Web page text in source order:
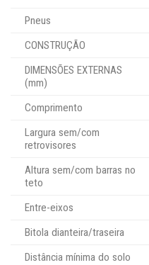
Pneus
CONSTRUÇÃO
DIMENSÕES EXTERNAS
(mm)
Comprimento
Largura sem/com
retrovisores
Altura sem/com barras no
teto
Entre-eixos
Bitola dianteira/traseira
Distância mínima do solo